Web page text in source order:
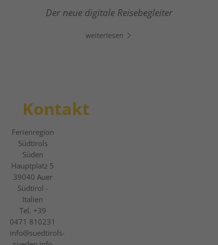
Klicke auf den Link, öffne Whats App und
chatte direkt los!
Der neue digitale Reisebegleiter
weiterlesen
Vom entspannten Winterwandern zum
Kontakt
Ferienregion
Südtirols
Süden
Hauptplatz 5
39040 Auer
Südtirol -
Italien
Tel. +39
0471 810231
info@suedtirols-